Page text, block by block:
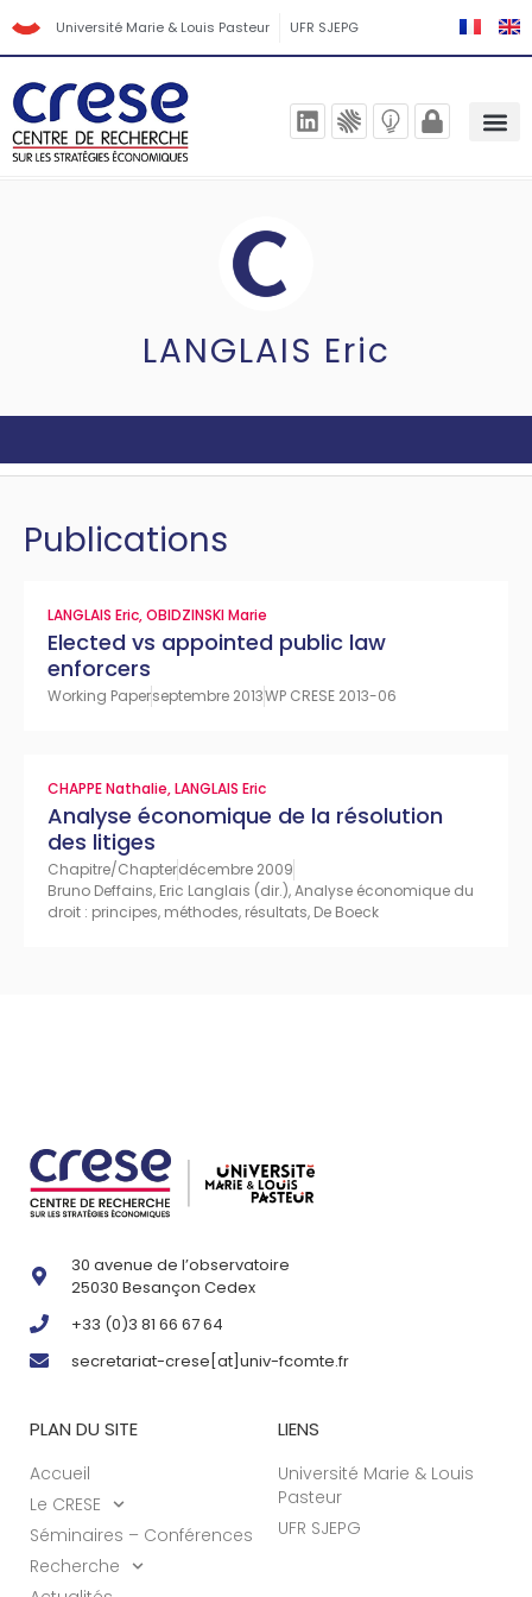
Université Marie & Louis Pasteur UFR SJEPG
LANGLAIS Eric
Publications
LANGLAIS Eric,OBIDZINSKI Marie
Elected vs appointed public law
enforcers
Working Paperseptembre 2013WP CRESE 2013-06
CHAPPE Nathalie,LANGLAIS Eric
Analyse économique de la résolution
des litiges
Chapitre/Chapterdécembre 2009
Bruno Deffains, Eric Langlais (dir.), Analyse économique du
droit : principes, méthodes, résultats, De Boeck
30 avenue de l’observatoire
25030 Besançon Cedex
+33 (0)3 81 66 67 64
secretariat-crese[at]univ-fcomte.fr
PLAN DU SITE
Accueil
Le CRESE
Séminaires – Conférences
Recherche
LIENS
Université Marie & Louis
Pasteur
UFR SJEPG